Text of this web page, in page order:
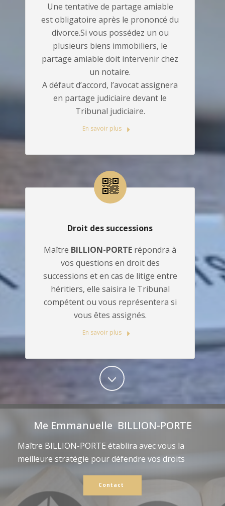
Une tentative de partage amiable
est obligatoire après le prononcé du
divorce.Si vous possédez un ou
plusieurs biens immobiliers, le
partage amiable doit intervenir chez
un notaire.
A défaut d’accord, l’avocat assignera
en partage judiciaire devant le
Tribunal judiciaire.
En savoir plus
Droit des successions
Maître BILLION-PORTE répondra à
vos questions en droit des
successions et en cas de litige entre
héritiers, elle saisira le Tribunal
compétent ou vous représentera si
vous êtes assignés.
En savoir plus
Me Emmanuelle BILLION-PORTE
Maître BILLION-PORTE établira avec vous la
meilleure stratégie pour défendre vos droits
Contact